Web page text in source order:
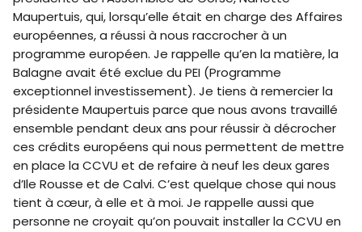
Maupertuis, qui, lorsqu’elle était en charge des Affaires
européennes, a réussi à nous raccrocher à un
programme européen. Je rappelle qu’en la matière, la
Balagne avait été exclue du PEI (Programme
exceptionnel investissement). Je tiens à remercier la
présidente Maupertuis parce que nous avons travaillé
ensemble pendant deux ans pour réussir à décrocher
ces crédits européens qui nous permettent de mettre
en place la CCVU et de refaire à neuf les deux gares
d’Ile Rousse et de Calvi. C’est quelque chose qui nous
tient à cœur, à elle et à moi. Je rappelle aussi que
personne ne croyait qu’on pouvait installer la CCVU en